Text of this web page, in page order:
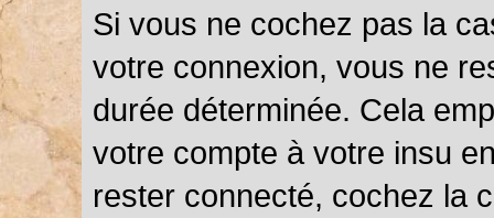
Si vous ne cochez pas la
votre connexion, vous ne
durée déterminée. Cela
votre compte à votre insu
rester connecté, cochez la